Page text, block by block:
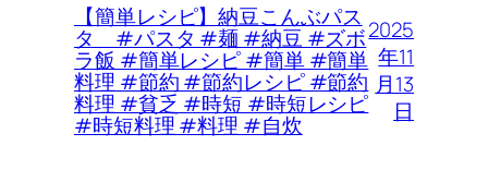
【簡単レシピ】納豆こんぶパス
タ #パスタ #麺 #納豆 #ズボ
ラ飯 #簡単レシピ #簡単 #簡単
料理 #節約 #節約レシピ #節約
料理 #貧乏 #時短 #時短レシピ
#時短料理 #料理 #自炊
2025
年11
月13
日